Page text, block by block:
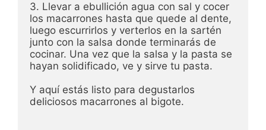
3. Llevar a ebullición agua con sal y cocer
los macarrones hasta que quede al dente,
luego escurrirlos y verterlos en la sartén
junto con la salsa donde terminarás de
cocinar. Una vez que la salsa y la pasta se
hayan solidificado, ve y sirve tu pasta.
Y aquí estás listo para degustarlos
deliciosos macarrones al bigote.